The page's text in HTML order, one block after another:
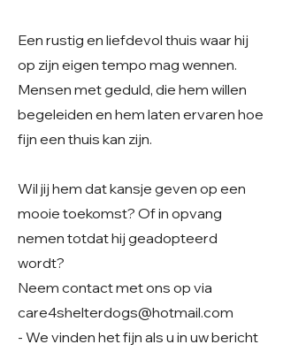
Een rustig en liefdevol thuis waar hij
op zijn eigen tempo mag wennen.
Mensen met geduld, die hem willen
begeleiden en hem laten ervaren hoe
fijn een thuis kan zijn.
Wil jij hem dat kansje geven op een
mooie toekomst? Of in opvang
nemen totdat hij geadopteerd
wordt?
Neem contact met ons op via
care4shelterdogs@hotmail.com
- We vinden het fijn als u in uw bericht